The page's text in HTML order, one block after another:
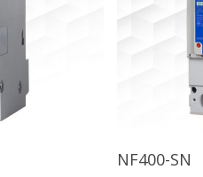
NF400-SN